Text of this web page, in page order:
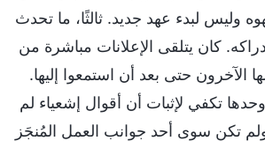
وليس لبدء عهد جديد. ثالثًا، ما تحدث
كان يتلقى الإعلانات مباشرة من
الآخرون حتى بعد أن استمعوا إليها.
وحدها تكفي لإثبات أن أقوال إشعياء لم
تكن سوى أحد جوانب العمل المُنجَز